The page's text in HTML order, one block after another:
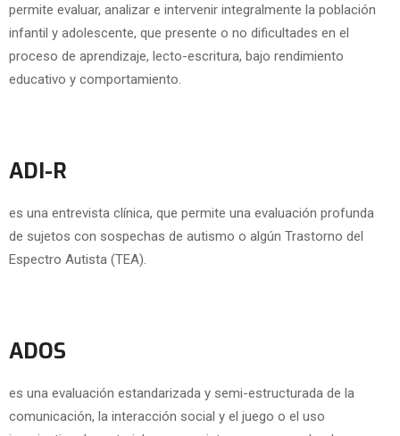
permite evaluar, analizar e intervenir integralmente la población
infantil y adolescente, que presente o no dificultades en el
proceso de aprendizaje, lecto-escritura, bajo rendimiento
educativo y comportamiento.
ADI-R
es una entrevista clínica, que permite una evaluación profunda
de sujetos con sospechas de autismo o algún Trastorno del
Espectro Autista (TEA).
ADOS
es una evaluación estandarizada y semi-estructurada de la
comunicación, la interacción social y el juego o el uso